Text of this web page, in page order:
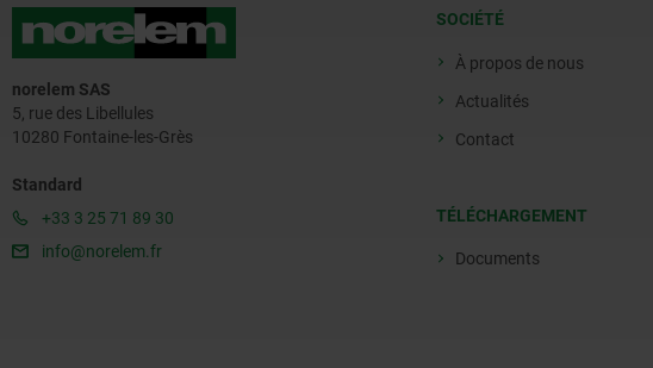
norelem SAS
5, rue des Libellules
10280 Fontaine-les-Grès
Standard
+33 3 25 71 89 30
info@norelem.fr
SOCIÉTÉ
À propos de nous
Actualités
Contact
TÉLÉCHARGEMENT
Documents